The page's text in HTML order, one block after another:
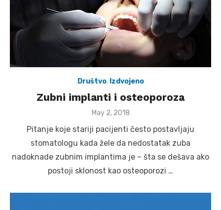
Društvo, Izdvojeno
Zubni implanti i osteoporoza
Posted
May 2, 2018
Pitanje koje stariji pacijenti često postavljaju
stomatologu kada žele da nedostatak zuba
nadoknade zubnim implantima je – šta se dešava ako
postoji sklonost kao osteoporozi …